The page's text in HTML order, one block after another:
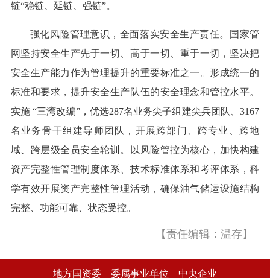
链“稳链、延链、强链”。
强化风险管理意识，全面落实安全生产责任。国家管
网坚持安全生产先于一切、高于一切、重于一切，坚决把
安全生产能力作为管理提升的重要标准之一。形成统一的
标准和要求，提升安全生产队伍的安全理念和管控水平。
实施 “三湾改编”，优选287名业务尖子组建尖兵团队、3167
名业务骨干组建导师团队，开展跨部门、跨专业、跨地
域、跨层级全员安全轮训。以风险管控为核心，加快构建
资产完整性管理制度体系、技术标准体系和考评体系，科
学有效开展资产完整性管理活动，确保油气储运设施结构
完整、功能可靠、状态受控。
【责任编辑：温存】
地方国资委 委属事业单位 中央企业